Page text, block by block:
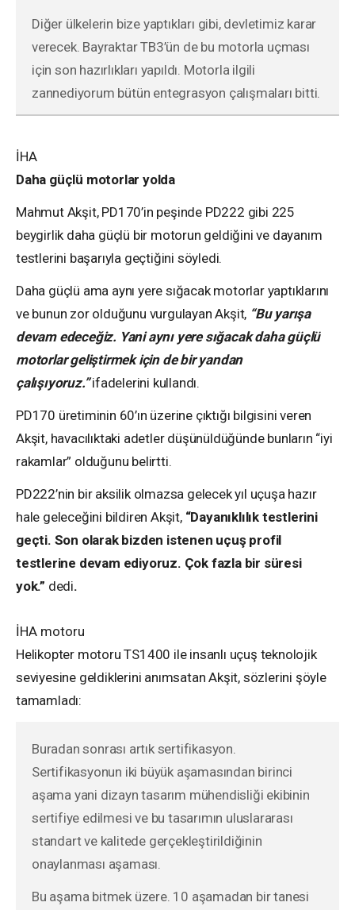
Diğer ülkelerin bize yaptıkları gibi, devletimiz karar
verecek. Bayraktar TB3’ün de bu motorla uçması
için son hazırlıkları yapıldı. Motorla ilgili
zannediyorum bütün entegrasyon çalışmaları bitti.
İHA
Daha güçlü motorlar yolda
Mahmut Akşit, PD170’in peşinde PD222 gibi 225
beygirlik daha güçlü bir motorun geldiğini ve dayanım
testlerini başarıyla geçtiğini söyledi.
Daha güçlü ama aynı yere sığacak motorlar yaptıklarını
ve bunun zor olduğunu vurgulayan Akşit, “Bu yarışa
devam edeceğiz. Yani aynı yere sığacak daha güçlü
motorlar geliştirmek için de bir yandan
çalışıyoruz.”ifadelerini kullandı.
PD170 üretiminin 60’ın üzerine çıktığı bilgisini veren
Akşit, havacılıktaki adetler düşünüldüğünde bunların “iyi
rakamlar” olduğunu belirtti.
PD222’nin bir aksilik olmazsa gelecek yıl uçuşa hazır
hale geleceğini bildiren Akşit, “Dayanıklılık testlerini
geçti. Son olarak bizden istenen uçuş profil
testlerine devam ediyoruz. Çok fazla bir süresi
yok.” dedi.
İHA motoru
Helikopter motoru TS1400 ile insanlı uçuş teknolojik
seviyesine geldiklerini anımsatan Akşit, sözlerini şöyle
tamamladı:
Buradan sonrası artık sertifikasyon.
Sertifikasyonun iki büyük aşamasından birinci
aşama yani dizayn tasarım mühendisliği ekibinin
sertifiye edilmesi ve bu tasarımın uluslararası
standart ve kalitede gerçekleştirildiğinin
onaylanması aşaması.
Bu aşama bitmek üzere. 10 aşamadan bir tanesi